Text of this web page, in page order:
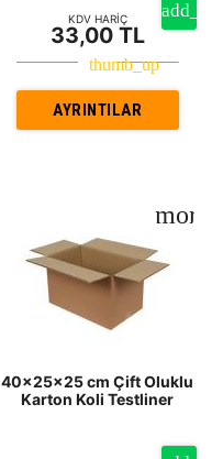
KDV HARİÇ
33,00 TL
AYRINTILAR
40x25x25 cm Çift Oluklu
Karton Koli Testliner